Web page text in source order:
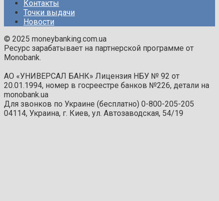
Контакты
Точки выдачи
Новости
© 2025 moneybanking.com.ua
Ресурс зарабатывает на партнерской программе от
Monobank.
АО «УНИВЕРСАЛ БАНК» Лицензия НБУ № 92 от
20.01.1994, номер в госреестре банков №226, детали на
monobank.ua
Для звонков по Украине (бесплатно) 0-800-205-205
04114, Украина, г. Киев, ул. Автозаводская, 54/19